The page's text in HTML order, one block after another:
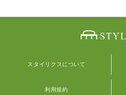
スタイリクスについて
利用規約